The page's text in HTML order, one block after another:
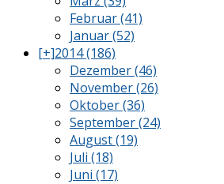
Februar (41)
Januar (52)
[+]2014 (186)
Dezember (46)
November (26)
Oktober (36)
September (24)
August (19)
Juli (18)
Juni (17)